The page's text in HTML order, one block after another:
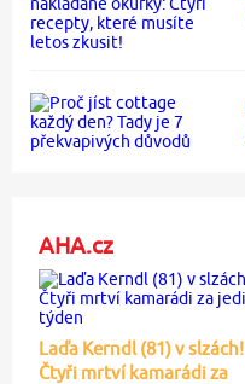
AHA.cz
Laďa Kerndl (81) v slzách!
Čtyři mrtví kamarádi za